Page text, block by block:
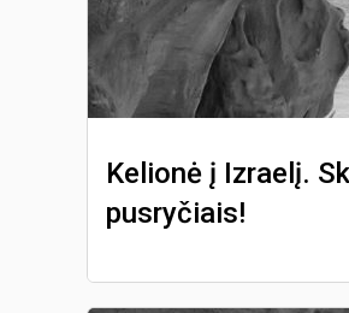
Kelionė į Izraelį.
pusryčiais!